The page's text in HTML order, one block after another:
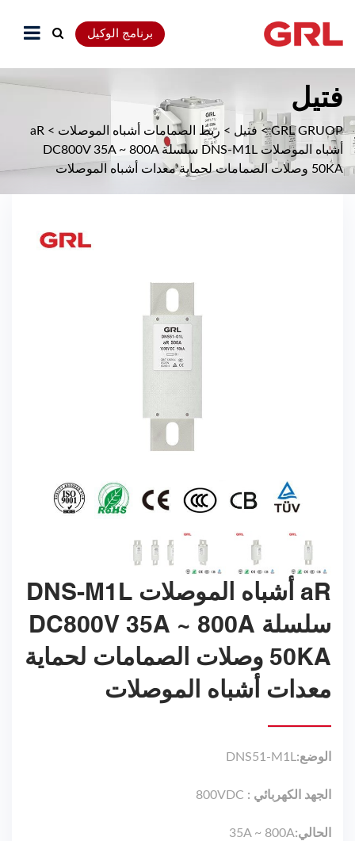
برنامج الوكيل
فتيل
GRL GRUOP
> فتيل > ربط الصمامات أشباه الموصلات >
aR
أشباه الموصلات DNS-M1L سلسلة DC800V 35A ~ 800A
50KA وصلات الصمامات لحماية معدات أشباه الموصلات
aR أشباه الموصلات DNS-M1L
سلسلة DC800V 35A ~ 800A
50KA وصلات الصمامات لحماية
معدات أشباه الموصلات
الوضع:DNS51-M1L
الجهد الكهربائي :
الحالي:35A ~ 800A